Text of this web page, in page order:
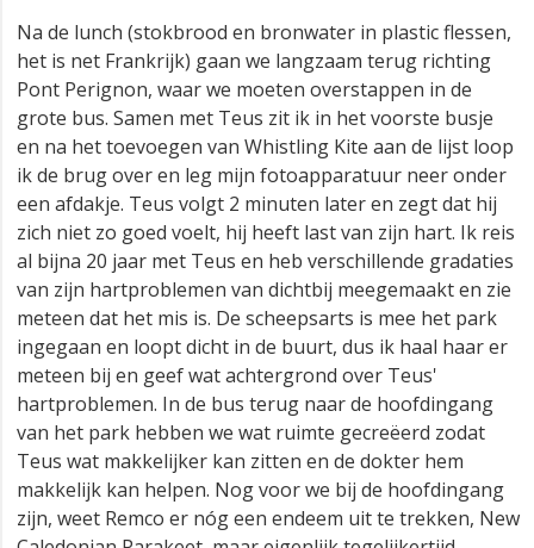
Na de lunch (stokbrood en bronwater in plastic flessen,
het is net Frankrijk) gaan we langzaam terug richting
Pont Perignon, waar we moeten overstappen in de
grote bus. Samen met Teus zit ik in het voorste busje
en na het toevoegen van Whistling Kite aan de lijst loop
ik de brug over en leg mijn fotoapparatuur neer onder
een afdakje. Teus volgt 2 minuten later en zegt dat hij
zich niet zo goed voelt, hij heeft last van zijn hart. Ik reis
al bijna 20 jaar met Teus en heb verschillende gradaties
van zijn hartproblemen van dichtbij meegemaakt en zie
meteen dat het mis is. De scheepsarts is mee het park
ingegaan en loopt dicht in de buurt, dus ik haal haar er
meteen bij en geef wat achtergrond over Teus'
hartproblemen. In de bus terug naar de hoofdingang
van het park hebben we wat ruimte gecreëerd zodat
Teus wat makkelijker kan zitten en de dokter hem
makkelijk kan helpen. Nog voor we bij de hoofdingang
zijn, weet Remco er nóg een endeem uit te trekken, New